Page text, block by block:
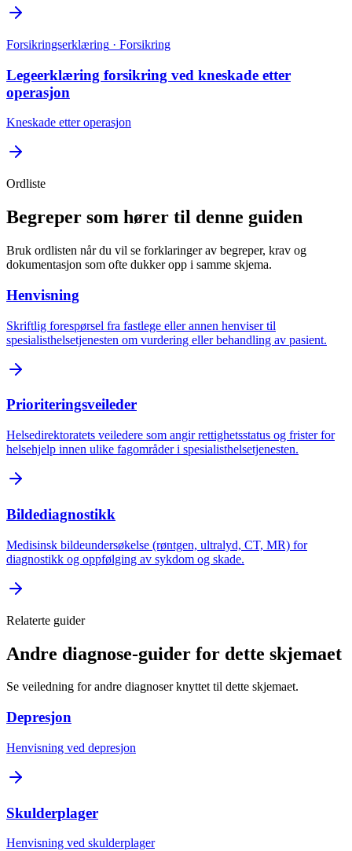
Forsikringserklæring · Forsikring
Legeerklæring forsikring ved kneskade etter
operasjon
Kneskade etter operasjon
Ordliste
Begreper som hører til denne guiden
Bruk ordlisten når du vil se forklaringer av begreper, krav og
dokumentasjon som ofte dukker opp i samme skjema.
Henvisning
Skriftlig forespørsel fra fastlege eller annen henviser til
spesialisthelsetjenesten om vurdering eller behandling av pasient.
Prioriteringsveileder
Helsedirektoratets veiledere som angir rettighetsstatus og frister for
helsehjelp innen ulike fagområder i spesialisthelsetjenesten.
Bildediagnostikk
Medisinsk bildeundersøkelse (røntgen, ultralyd, CT, MR) for
diagnostikk og oppfølging av sykdom og skade.
Relaterte guider
Andre diagnose-guider for dette skjemaet
Se veiledning for andre diagnoser knyttet til dette skjemaet.
Depresjon
Henvisning ved depresjon
Skulderplager
Henvisning ved skulderplager